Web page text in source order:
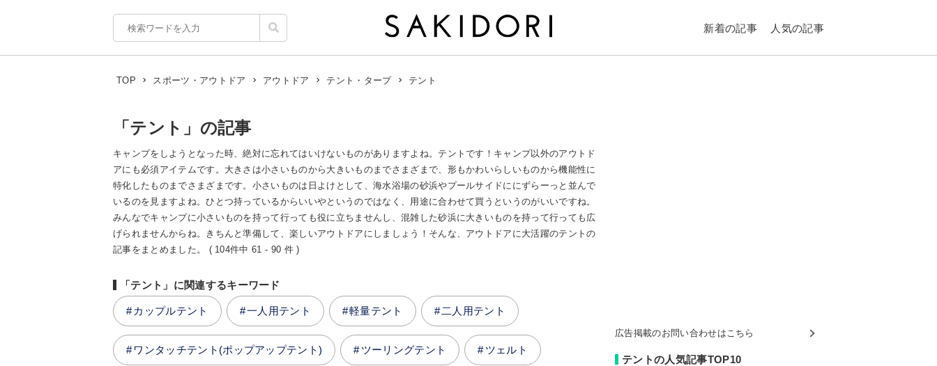
新着の記事 人気の記事
TOP スポーツ・アウトドア アウトドア テント・タープ テント
「テント」の記事
キャンプをしようとなった時、絶対に忘れてはいけないものがありますよね。テントです！キャンプ以外のアウトド
アにも必須アイテムです。大きさは小さいものから大きいものまでさまざまで、形もかわいらしいものから機能性に
特化したものまでさまざまです。小さいものは日よけとして、海水浴場の砂浜やプールサイドににずらーっと並んで
いるのを見ますよね。ひとつ持っているからいいやというのではなく、用途に合わせて買うというのがいいですね。
みんなでキャンプに小さいものを持って行っても役に立ちませんし、混雑した砂浜に大きいものを持って行っても広
げられませんからね。きちんと準備して、楽しいアウトドアにしましょう！そんな、アウトドアに大活躍のテントの
記事をまとめました。 ( 104件中 61 - 90 件 )
「テント」に関連するキーワード
カップルテント 一人用テント 軽量テント 二人用テント
ワンタッチテント(ポップアップテント) ツーリングテント ツェルト
広告掲載のお問い合わせはこちら
テントの人気記事TOP10